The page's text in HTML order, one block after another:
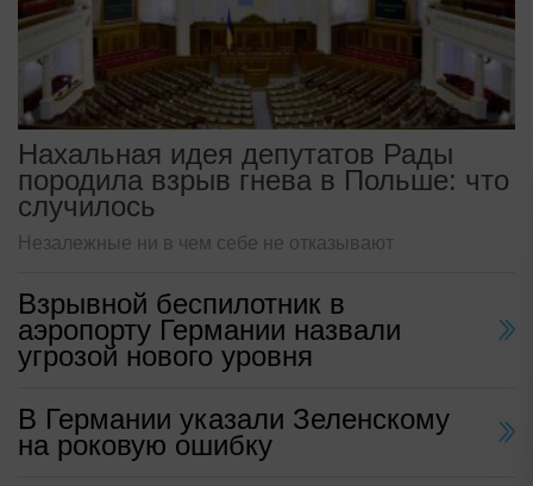
Нахальная идея депутатов Рады
породила взрыв гнева в Польше: что
случилось
Незалежные ни в чем себе не отказывают
Взрывной беспилотник в
аэропорту Германии назвали
угрозой нового уровня
В Германии указали Зеленскому
на роковую ошибку